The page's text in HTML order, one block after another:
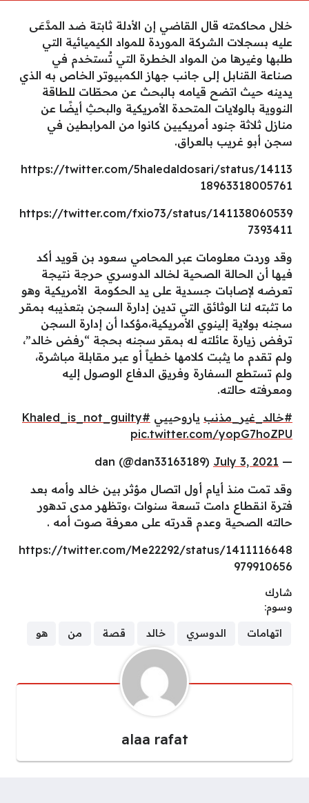
خلال محاكمته قال القاضي إن الأدلة ثابتة ضد المدَّعَى
عليه بسجلات الشركة الموردة للمواد الكيميائية التي
طلبها وغيرها من المواد الخطرة التي تُستخدم في
صناعة القنابل إلى جانب جهاز الكمبيوتر الخاص به الذي
يدينه حيث اتضح قيامه بالبحث عن محطّات للطاقة
النووية بالولايات المتحدة الأمريكية والبحثِ أيضًا عن
منازل ثلاثة جنود أمريكيين كانوا من المرابطين في
سجن أبو غريب بالعراق.
https://twitter.com/5haledaldosari/status/14113
18963318005761
https://twitter.com/fxio73/status/141138060539
7393411
وقد وردت معلومات عبر المحامي سعود بن قويد أكد
فيها أن الحالة الصحية لخالد الدوسري حرجة نتيجة
تعرضه لإصابات جسدية على يد الحكومة الأمريكية وهو
ما تثبته لنا الوثائق التي تدين إدارة السجن بتعذيبه بمقر
سجنه بولاية إلينوي الأمريكية،مؤكدا أن إدارة السجن
ترفض زيارة عائلته له بمقر سجنه بحجة “رفض خالد”،
ولم تقدم ما يثبت كلامها خطياً أو عبر مقابلة مباشرة،
ولم تستطع السفارة وفريق الدفاع الوصول إليه
ومعرفته حالته.
#خالد_غير_مذنب ياروحييي #Khaled_is_not_guilty
pic.twitter.com/yopG7hoZPU
— dan (@dan33163189)
July 3, 2021
وقد تمت منذ أيام أول اتصال مؤثر بين خالد وأمه بعد
فترة انقطاع دامت تسعة سنوات ،وتظهر مدى تدهور
حالته الصحية وعدم قدرته على معرفة صوت أمه .
https://twitter.com/Me22292/status/1411116648
979910656
شارك
وسوم:
اتهامات الدوسري خالد قصة من هو
alaa rafat